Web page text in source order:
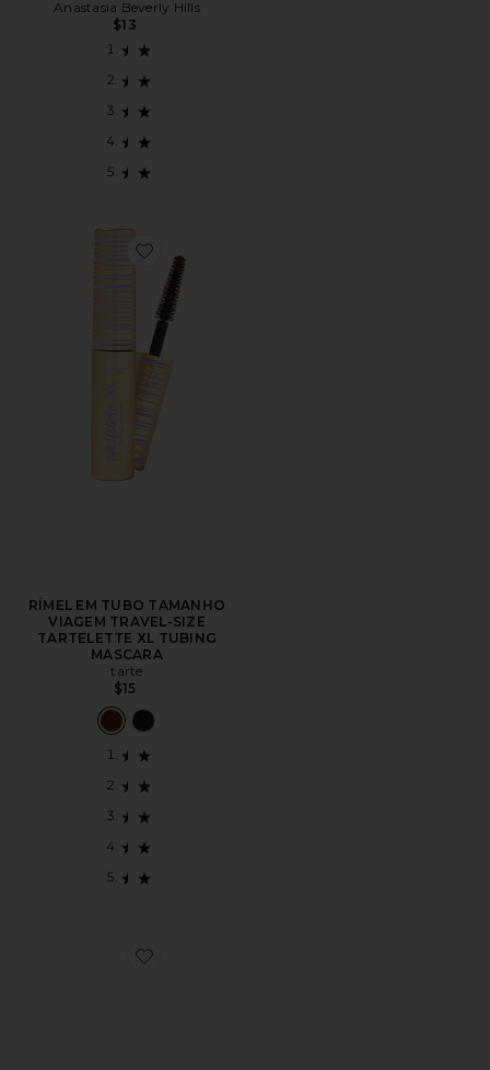
Anastasia Beverly Hills
$13
Favorite RÍMEL EM TUBO TAMANHO VIAGEM
RÍMEL EM TUBO TAMANHO
VIAGEM TRAVEL-SIZE
TARTELETTE XL TUBING
MASCARA
tarte
$15
Favorite PALETA DE SOMBRAS MINI XENON